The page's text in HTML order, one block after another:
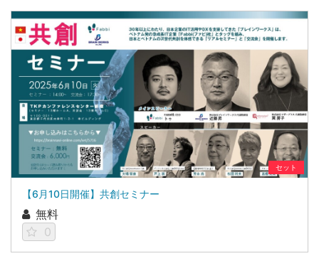
セット
【6月10日開催】共創セミナー
無料
0